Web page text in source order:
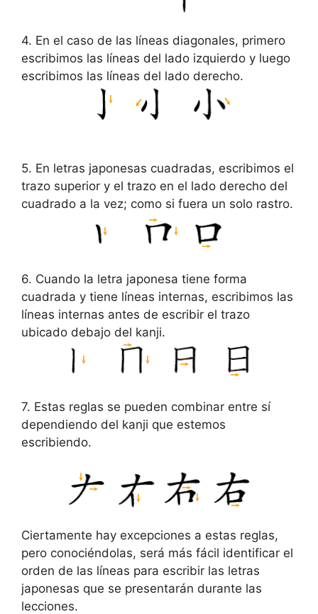
4. En el caso de las líneas diagonales, primero
escribimos las líneas del lado izquierdo y luego
escribimos las líneas del lado derecho.
5. En letras japonesas cuadradas, escribimos el
trazo superior y el trazo en el lado derecho del
cuadrado a la vez; como si fuera un solo rastro.
6. Cuando la letra japonesa tiene forma
cuadrada y tiene líneas internas, escribimos las
líneas internas antes de escribir el trazo
ubicado debajo del kanji.
7. Estas reglas se pueden combinar entre sí
dependiendo del kanji que estemos
escribiendo.
Ciertamente hay excepciones a estas reglas,
pero conociéndolas, será más fácil identificar el
orden de las líneas para escribir las letras
japonesas que se presentarán durante las
lecciones.